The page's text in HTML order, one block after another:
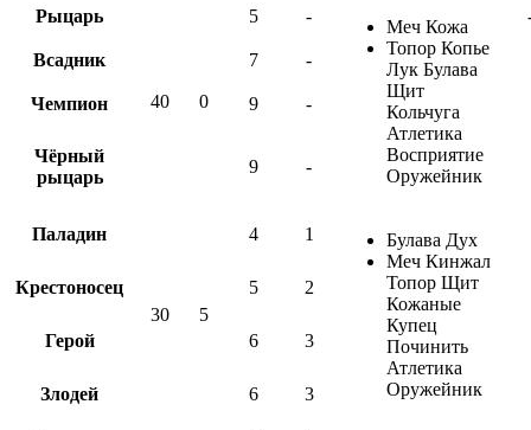
Рыцарь
40 0
5 -
Меч Кожа
Топор Копье
Лук Булава
Щит
Кольчуга
Атлетика
Восприятие
Оружейник
Всадник 7 -
Чемпион 9 -
Чёрный
рыцарь
9 -
Паладин
30 5
4 1
Булава Дух
Меч Кинжал
Топор Щит
Кожаные
Купец
Починить
Атлетика
Оружейник
Крестоносец 5 2
Герой 6 3
Злодей 6 3